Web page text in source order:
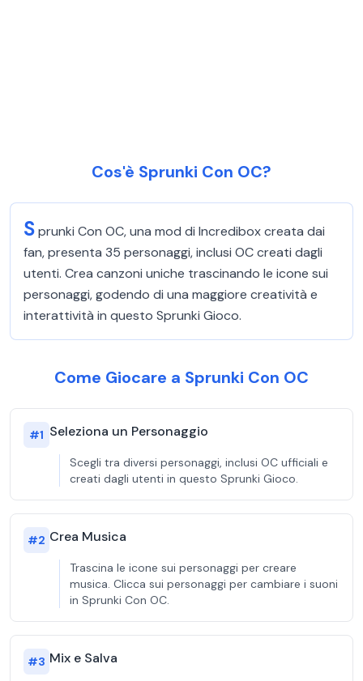
Cos'è Sprunki Con OC?
Sprunki Con OC, una mod di Incredibox creata dai
fan, presenta 35 personaggi, inclusi OC creati dagli
utenti. Crea canzoni uniche trascinando le icone sui
personaggi, godendo di una maggiore creatività e
interattività in questo Sprunki Gioco.
Come Giocare a Sprunki Con OC
#1 Seleziona un Personaggio
Scegli tra diversi personaggi, inclusi OC ufficiali e
creati dagli utenti in questo Sprunki Gioco.
#2 Crea Musica
Trascina le icone sui personaggi per creare
musica. Clicca sui personaggi per cambiare i suoni
in Sprunki Con OC.
#3 Mix e Salva